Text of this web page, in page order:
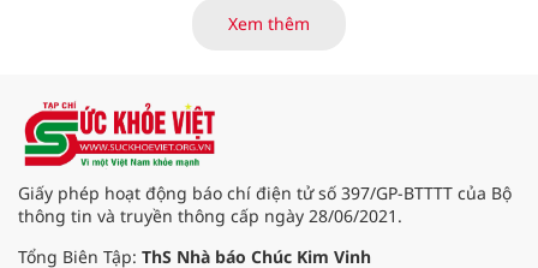
hội Sầu riêng Đắk Lắk năm 2026 có
Xem thêm
Giấy phép hoạt động báo chí điện tử số 397/GP-BTTTT của Bộ
thông tin và truyền thông cấp ngày 28/06/2021.
Tổng Biên Tập: ThS Nhà báo Chúc Kim Vinh